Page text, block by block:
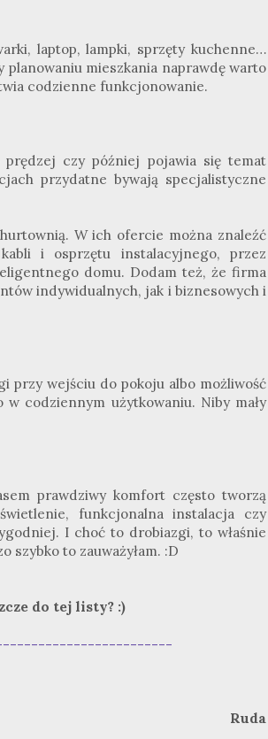
laptop, lampki, sprzęty kuchenne…
planowaniu mieszkania naprawdę warto
codzienne funkcjonowanie.
czy później pojawia się temat
przydatne bywają specjalistyczne
W ich ofercie można znaleźć
i osprzętu instalacyjnego, przez
domu. Dodam też, że firma
indywidualnych, jak i biznesowych i
przy wejściu do pokoju albo możliwość
codziennym użytkowaniu. Niby mały
prawdziwy komfort często tworzą
funkcjonalna instalacja czy
I choć to drobiazgi, to właśnie
szybko to zauważyłam. :D
do tej listy? :)
Ruda